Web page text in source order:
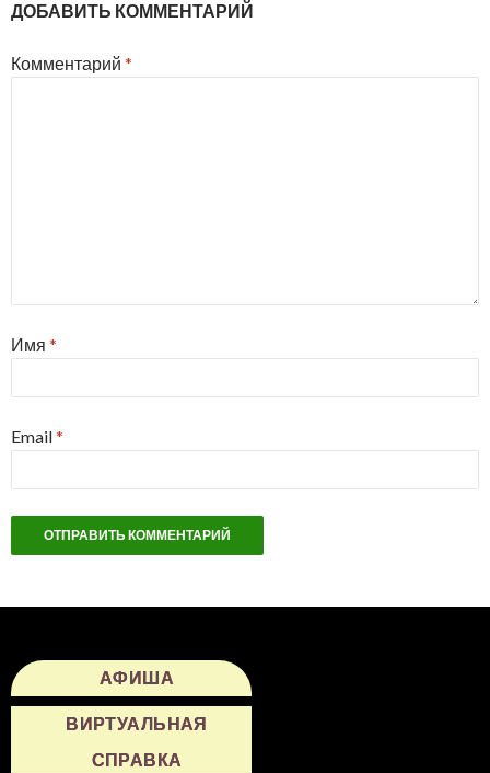
ДОБАВИТЬ КОММЕНТАРИЙ
Комментарий *
Имя *
Email*
АФИША
ВИРТУАЛЬНАЯ
СПРАВКА